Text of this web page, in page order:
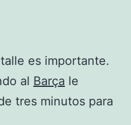
es importante.
al Barça le
tres minutos para